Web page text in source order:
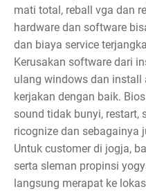
mati total, reball vga dan
hardware dan software
dan biaya service
Kerusakan software dari
ulang windows dan
kerjakan dengan baik.
sound tidak bunyi, restart,
ricognize dan sebagainya
Untuk customer di jogja,
serta sleman propinsi
langsung merapat ke